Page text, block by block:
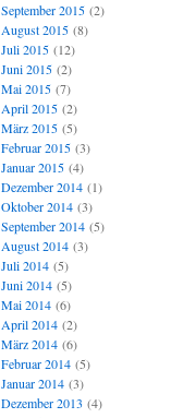
September 2015(2)
August 2015(8)
Juli 2015(12)
Juni 2015(2)
Mai 2015(7)
April 2015(2)
März 2015(5)
Februar 2015(3)
Januar 2015(4)
Dezember 2014(1)
Oktober 2014(3)
September 2014(5)
August 2014(3)
Juli 2014(5)
Juni 2014(5)
Mai 2014(6)
April 2014(2)
März 2014(6)
Februar 2014(5)
Januar 2014(3)
Dezember 2013 (4)